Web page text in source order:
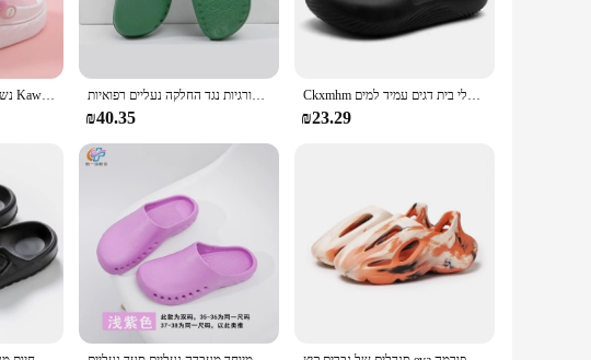
נשים של פלטפורמת כפכפים Kawaii קסמי סגור הבוהן החלקה EVA סנדלי מקורה חיצוני גן חוף שקופיות נעליים כירורגיות נגד החלקה נעליים רפואיות clogs רופאים אחיות שיניים נעלי עבודה אווה חדר ניתוח מגן סנדלים לנשים גברים 2441
₪40.35
Ckxmhm גודל 40-45 גברים סנדלים משקל 36 נעלי בית גברים נעלי בית גן נעליים נעליים גן נשם נעלי בית דגים עמיד למים
₪23.29